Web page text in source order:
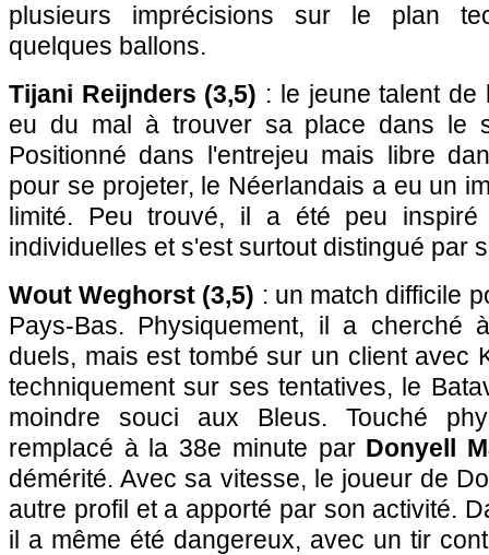
plusieurs imprécisions sur le plan
quelques ballons.
Tijani Reijnders (3,5) : le jeune talent de
eu du mal à trouver sa place dans le
Positionné dans l'entrejeu mais libre
pour se projeter, le Néerlandais a eu un
limité. Peu trouvé, il a été peu inspiré
individuelles et s'est surtout distingué par
Wout Weghorst (3,5) : un match difficile
Pays-Bas. Physiquement, il a cherché
duels, mais est tombé sur un client avec
techniquement sur ses tentatives, le
moindre souci aux Bleus. Touché
remplacé à la 38e minute par Donyell
démérité. Avec sa vitesse, le joueur de
autre profil et a apporté par son activité.
il a même été dangereux, avec un tir